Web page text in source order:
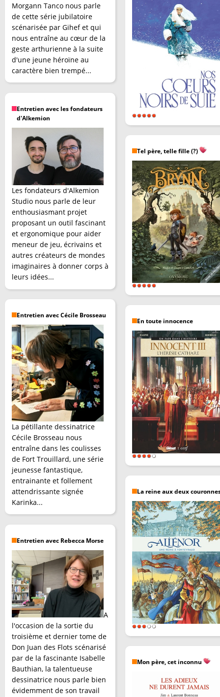
Morgann Tanco nous parle
de cette série jubilatoire
scénarisée par Gihef et qui
nous entraîne au cœur de la
geste arthurienne à la suite
d'une jeune héroïne au
caractère bien trempé...
Entretien avec les fondateurs
d'Alkemion
Les fondateurs d'Alkemion
Studio nous parle de leur
enthousiasmant projet
proposant un outil fascinant
et ergonomique pour aider
meneur de jeu, écrivains et
autres créateurs de mondes
imaginaires à donner corps à
leurs idées...
Entretien avec Cécile Brosseau
La pétillante dessinatrice
Cécile Brosseau nous
entraîne dans les coulisses
de Fort Trouillard, une série
jeunesse fantastique,
entrainante et follement
attendrissante signée
Karinka...
Entretien avec Rebecca Morse
A
l'occasion de la sortie du
troisième et dernier tome de
Don Juan des Flots scénarisé
par de la fascinante Isabelle
Bauthian, la talentueuse
dessinatrice nous parle bien
évidemment de son travail
Tel père, telle fille (?)
En toute innocence
La reine aux deux
Mon père, cet inconnu